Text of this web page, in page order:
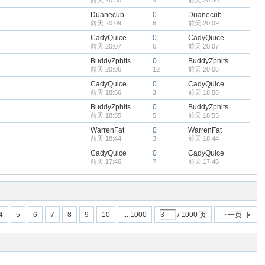
Duanecub
前天 20:09
0
6
Duanecub
前天 20:09
CadyQuice
前天 20:07
0
6
CadyQuice
前天 20:07
BuddyZphits
前天 20:06
0
12
BuddyZphits
前天 20:06
CadyQuice
前天 18:56
0
3
CadyQuice
前天 18:56
BuddyZphits
前天 18:55
0
5
BuddyZphits
前天 18:55
WarrenFat
前天 18:44
0
3
WarrenFat
前天 18:44
CadyQuice
前天 17:46
0
7
CadyQuice
前天 17:46
5 6 7 8 9 10 ... 1000 / 1000 页 下一页